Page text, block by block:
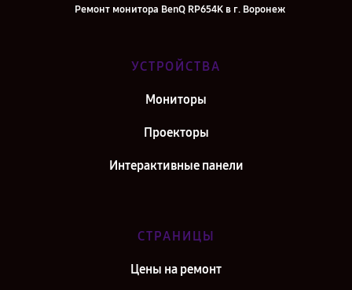
Ремонт монитора BenQ RP654K в г. Воронеж
Ремонт монитора BenQ RP654K в г. Самара
Ремонт монитора BenQ RP654K в г. Санкт-Петербург
УСТРОЙСТВА
Мониторы
Проекторы
Интерактивные панели
СТРАНИЦЫ
Цены на ремонт